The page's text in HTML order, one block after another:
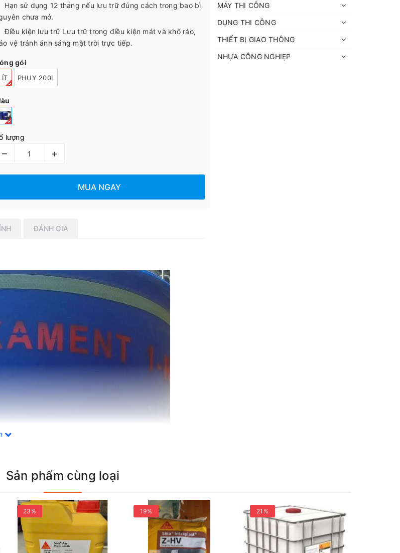
Hạn sử dụng 12 tháng nếu lưu trữ đúng cách trong bao bì
chưa mở.
Điều kiện lưu trữ Lưu trữ trong điều kiện mát và khô ráo,
vệ tránh ánh sáng mặt trời trực tiếp.
gói
PHUY 200L
lượng
– +
MUA NGAY
ĐÁNH GIÁ
MÁY THI CÔNG
DỤNG THI CÔNG
THIẾT BỊ GIAO THÔNG
NHỰA CÔNG NGHIẸP
Sản phẩm cùng loại
23% 19% 21%